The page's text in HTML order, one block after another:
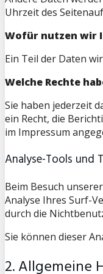
Uhrzeit des
Wofür nutzen wir
Ein Teil der Daten
Welche Rechte
Sie haben jederzeit
ein Recht, die
im Impressum
Analyse-Tools und
Beim Besuch
Analyse Ihres Surf-
durch die
Sie können dieser
2. Allgemeine